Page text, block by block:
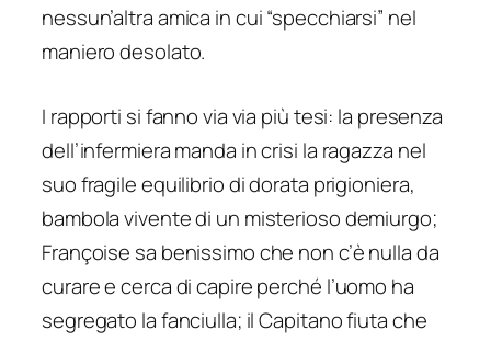
nessun’altra amica in cui “specchiarsi” nel
maniero desolato.
I rapporti si fanno via via più tesi: la presenza
dell’infermiera manda in crisi la ragazza nel
suo fragile equilibrio di dorata prigioniera,
bambola vivente di un misterioso demiurgo;
Françoise sa benissimo che non c’è nulla da
curare e cerca di capire perché l’uomo ha
segregato la fanciulla; il Capitano fiuta che